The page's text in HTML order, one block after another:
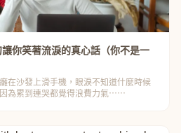
你笑著流淚的真心話（你不是一
在沙發上滑手機，眼淚不知道什麼時候
為累到連哭都覺得浪費力氣⋯⋯